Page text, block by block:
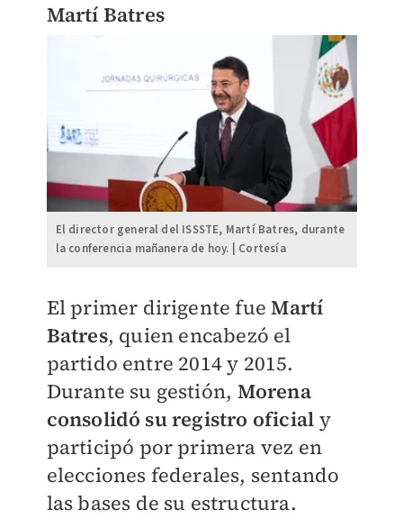
Martí Batres
El director general del ISSSTE, Martí Batres, durante
la conferencia mañanera de hoy. | Cortesía
El primer dirigente fueMartí
Batres, quien encabezó el
partido entre 2014 y 2015.
Durante su gestión, Morena
consolidó su registro oficial y
participó por primera vez en
elecciones federales, sentando
las bases de su estructura.